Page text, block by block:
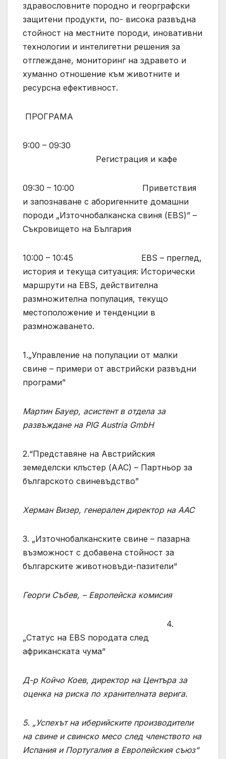
здравословните породно и георграфски
защитени продукти, по- висока развъдна
стойност на местните породи, иновативни
технологии и интелигетни решения за
отглеждане, мониторинг на здравето и
хуманно отношение към животните и
ресурсна ефективност.
ПРОГРАМА
9:00 – 09:30
Регистрация и кафе
09:30 – 10:00 Приветствия
и запознаване с аборигенните домашни
породи „Източнобалканска свиня (EBS)” –
Съкровището на България
10:00 – 10:45 EBS – преглед,
история и текуща ситуация: Исторически
маршрути на EBS, действителна
размножителна популация, текущо
местоположение и тенденции в
размножаването.
1.„Управление на популации от малки
свине – примери от австрийски развъдни
програми”
Мартин Бауер, асистент в отдела за
развъждане на PIG Austria GmbH
2.“Представяне на Австрийския
земеделски клъстер (AAC) – Партньор за
българското свиневъдство”
Херман Визер, генерален директор на AAC
3. „Източнобалканските свине – пазарна
възможност с добавена стойност за
българските животновъди-пазители“
Георги Събев, – Европейска комисия
4.
„Статус на EBS породата след
африканската чума“
Д-р Койчо Коев, директор на Центъра за
оценка на риска по хранителната верига.
5. „Успехът на иберийските производители
на свине и свинско месо след членството на
Испания и Португалия в Европейския съюз“